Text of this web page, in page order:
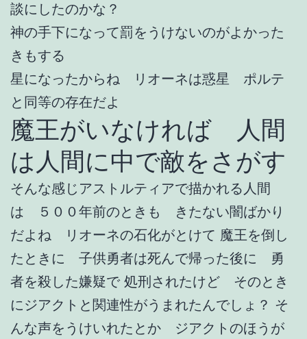
談にしたのかな？
神の手下になって罰をうけないのがよかった
きもする
星になったからね リオーネは惑星 ポルテ
と同等の存在だよ
魔王がいなければ 人間
は人間に中で敵をさがす
そんな感じアストルティアで描かれる人間
は ５００年前のときも きたない闇ばかり
だよね リオーネの石化がとけて 魔王を倒し
たときに 子供勇者は死んで帰った後に 勇
者を殺した嫌疑で 処刑されたけど そのとき
にジアクトと関連性がうまれたんでしょ？ そ
んな声をうけいれたとか ジアクトのほうが